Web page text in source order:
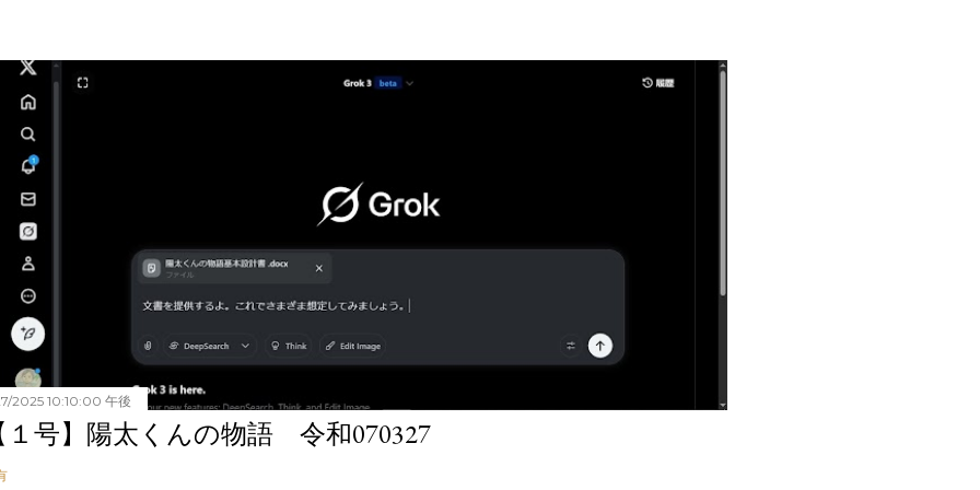
2025 10:10:00 午後
１号】陽太くんの物語 令和070327